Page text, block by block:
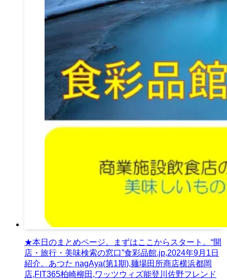
★本日のまとめページ。まずはここからスタート。“開
店・旅行・美味検索の窓口”食彩品館.jp,2024年9月1日
紹介。あつた nagAya(第1期),麺場田所商店横浜都岡
店,FIT365柏崎柳田,ワッツウィズ能登川佐野フレンド